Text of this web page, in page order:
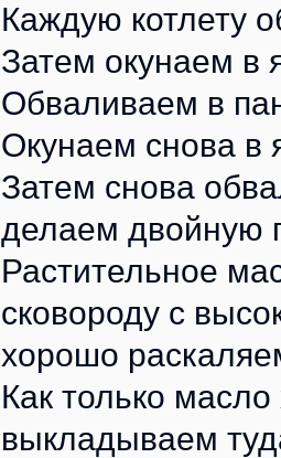
Каждую котлету
Затем окунаем в
Обваливаем в
Окунаем снова в
Затем снова
делаем двойную
Растительное
сковороду с
хорошо
Как только
выкладываем